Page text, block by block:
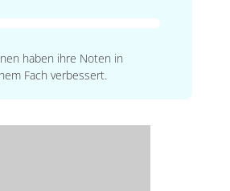
haben ihre Noten in
Fach verbessert.